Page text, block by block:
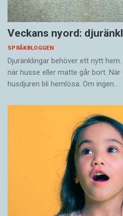
Veckans nyord:
SPRÅKBLOGGEN
Djuränklingar behöver ett nytt
när husse eller matte går bort. När
husdjuren bli hemlösa. Om ingen…